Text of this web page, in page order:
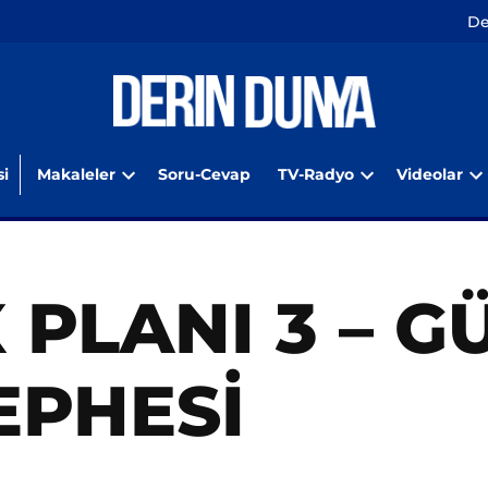
Makaleler
dropdown
Soru-Cevap TV-Radyo
dropdown
Videolar
3 –